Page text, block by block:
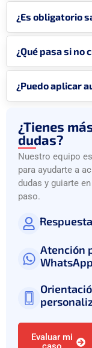
¿Es obligatorio
¿Qué pasa si
¿Puedo aplicar
¿Tienes
dudas?
Nuestro equipo
para ayudarte a
dudas y guiarte
paso.
Atención
WhatsApp
Evaluar mi